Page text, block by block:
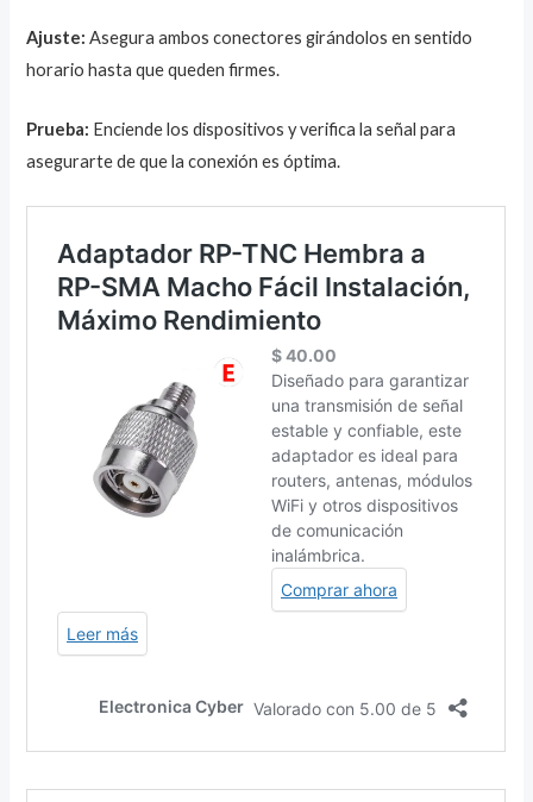
Ajuste: Asegura ambos conectores girándolos en sentido
horario hasta que queden firmes.
Prueba: Enciende los dispositivos y verifica la señal para
asegurarte de que la conexión es óptima.